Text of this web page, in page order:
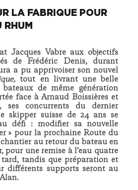
LA FABRIQUE POUR
RHUM
Jacques Vabre aux objectifs
de Frédéric Denis, durant
a pu apprivoiser son nouvel
tout en livrant une belle
de même génération
face à Arnaud Boissières et
ses concurrents du dernier
skipper suisse de 24 ans se
défi : modifier sa nouvelle
» pour la prochaine Route du
au retour du bateau en
pour une remise à l’eau quatre
tandis que préparation et
différents supports seront au